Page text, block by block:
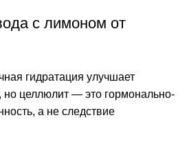
с лимоном от
гидратация улучшает
но целлюлит — это гормонально-
а не следствие